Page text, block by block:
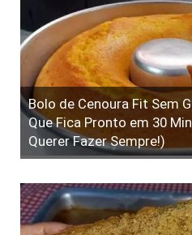
Bolo de Cenoura Fit Sem
Que Fica Pronto em 30
Querer Fazer Sempre!)